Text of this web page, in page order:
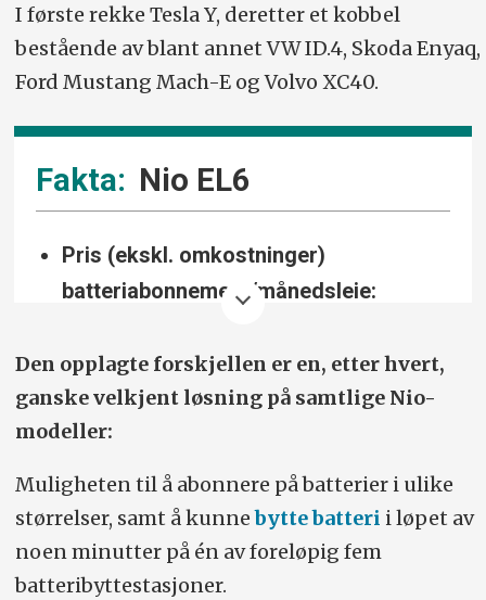
I første rekke Tesla Y, deretter et kobbel
bestående av blant annet VW ID.4, Skoda Enyaq,
Ford Mustang Mach-E og Volvo XC40.
Nio EL6
Pris (ekskl. omkostninger)
batteriabonnement/månedsleie:
Pris (ekskl. omkostninger) med fast
batteri:595.000 (75 kWt)/683.000 (100
kWt).
Drivlinje:75/100 kWt batteri, 490
hk/700 Nm., firehjulsdrift.
0–100:
4,5 sek.
Den opplagte forskjellen er en, etter hvert,
ganske velkjent løsning på samtlige Nio-
modeller:
Muligheten til å abonnere på batterier i ulike
størrelser, samt å kunnebytte batteri i løpet av
noen minutter på én av foreløpig fem
batteribytte­­stasjoner.